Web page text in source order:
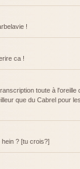
!
ca !
toute à l'oreille
que du Cabrel pour
? [tu crois?]